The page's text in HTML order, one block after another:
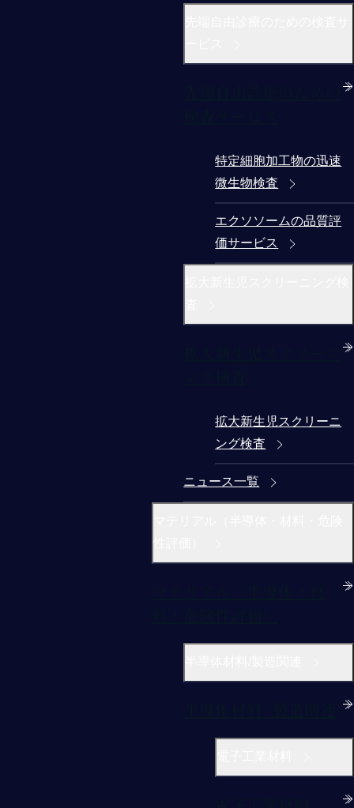
特定細胞加工物の迅速
微生物検査
エクソソームの品質評
価サービス
拡大新生児スクリーニ
ング検査
ニュース一覧